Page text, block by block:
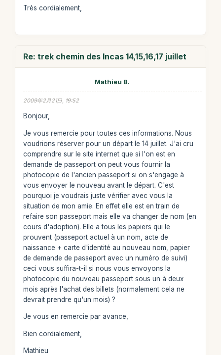
Très cordialement,
Re: trek chemin des Incas 14,15,16,17 juillet
Mathieu B.
2009年2月21日, 19:52
Bonjour,
Je vous remercie pour toutes ces informations. Nous
voudrions réserver pour un départ le 14 juillet. J'ai cru
comprendre sur le site internet que si l'on est en
demande de passeport on peut vous fournir la
photocopie de l'ancien passeport si on s'engage à
vous envoyer le nouveau avant le départ. C'est
pourquoi je voudrais juste vérifier avec vous la
situation de mon amie. En effet elle est en train de
refaire son passeport mais elle va changer de nom (en
cours d'adoption). Elle a tous les papiers qui le
prouvent (passeport actuel à un nom, acte de
naissance + carte d'identité au nouveau nom, papier
de demande de passeport avec un numéro de suivi)
ceci vous suffira-t-il si nous vous envoyons la
photocopie du nouveau passeport sous un à deux
mois après l'achat des billets (normalement cela ne
devrait prendre qu'un mois) ?
Je vous en remercie par avance,
Bien cordialement,
Mathieu